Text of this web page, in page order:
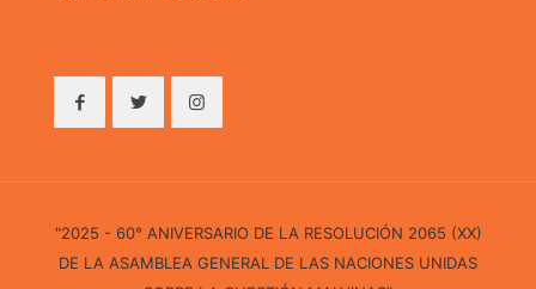
"2025 - 60° ANIVERSARIO DE LA RESOLUCIÓN 2065 (XX)
DE LA ASAMBLEA GENERAL DE LAS NACIONES UNIDAS